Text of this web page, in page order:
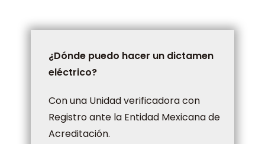
¿Dónde puedo hacer un dictamen
eléctrico?
Con una Unidad verificadora con
Registro ante la Entidad Mexicana de
Acreditación.